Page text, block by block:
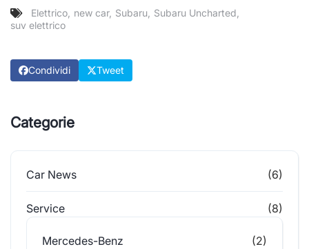
Elettrico new car Subaru
Subaru Uncharted
suv elettrico
Condividi Tweet
Categorie
Car News (6)
Service (8)
Mercedes-Benz (2)